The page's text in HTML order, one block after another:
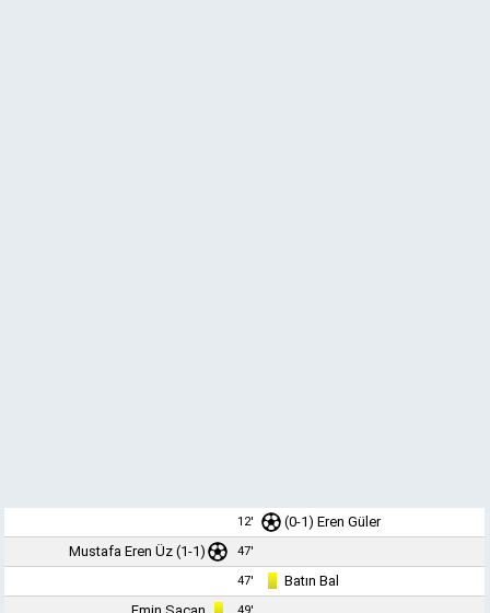
12' (0-1)Eren Güler
Mustafa Eren Üz (1-1) 47'
47'
Batın Bal